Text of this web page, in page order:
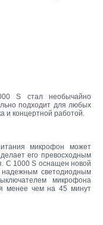
S стал необычайно
подходит для любых
и концертной работой.
микрофон может
его превосходным
C 1000 S оснащен новой
надежным светодиодным
микрофона
менее чем на 45 минут